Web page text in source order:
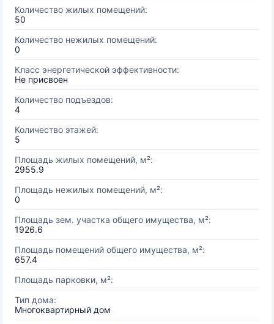
Количество жилых помещений:
50
Количество нежилых помещений:
0
Класс энергетической эффективности:
Не присвоен
Количество подъездов:
4
Количество этажей:
5
Площадь жилых помещений, м²:
2955.9
Площадь нежилых помещений, м²:
0
Площадь зем. участка общего имущества, м²:
1926.6
Площадь помещений общего имущества, м²:
657.4
Площадь парковки, м²:
Тип дома:
Многоквартирный дом